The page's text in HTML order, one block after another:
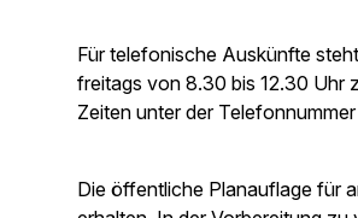
Für telefonische Auskünfte
freitags von 8.30 bis 12.30 Uhr
Zeiten unter der
Die öffentliche Planauflage für